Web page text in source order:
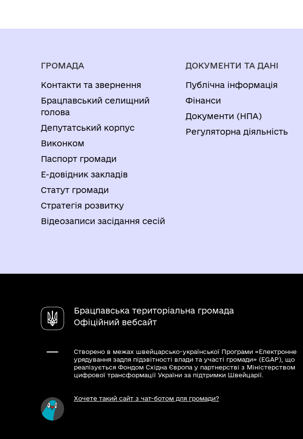
ГРОМАДА
Контакти та звернення
Брацлавський селищний
голова
Депутатський корпус
Виконком
Паспорт громади
Е-довідник закладів
Статут громади
Стратегія розвитку
Відеозаписи засідання сесій
ДОКУМЕНТИ ТА ДАНІ
Публічна інформація
Фінанси
Документи (НПА)
Регуляторна діяльність
Брацлавська територіальна громада
Офіційний вебсайт
Створено в межах швейцарсько-української Програми «Електронне
урядування задля підзвітності влади та участі громади» (EGAP), що
реалізується Фондом Східна Європа у партнерстві з Міністерством
цифрової трансформації України за підтримки Швейцарії.
Хочете такий сайт з чат-ботом для громади?